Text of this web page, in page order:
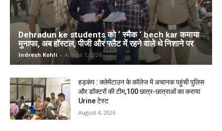
Dehradun ke students को ‘ स्मैक ‘ bech kar कमाया
मुनाफा, अब हॉस्टल, पीजी और फ्लैट में रहने वाले थे निशाने पर
Indresh Kohli - August 7, 2026
हड़कंप : क्लेमेंटाउन के कॉलेज में अचानक पहुंची पुलिस
और डॉक्टरों की टीम,100 छात्र-छात्राओं का कराया
Urine टेस्ट
August 4, 2026